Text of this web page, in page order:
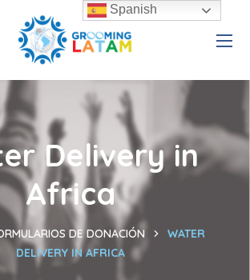
Delivery in
Africa
DE DONACIÓN
WATER
DELIVERY IN AFRICA
Spanish